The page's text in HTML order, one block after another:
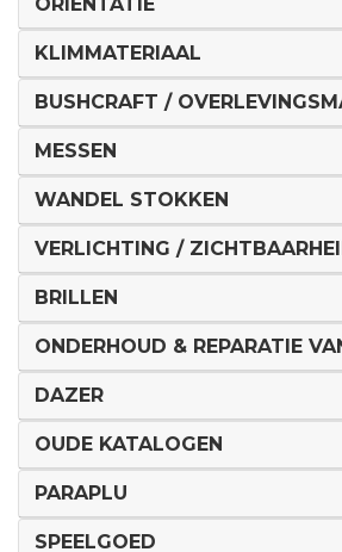
ORIËNTATIE
KLIMMATERIAAL
BUSHCRAFT /
MESSEN
WANDEL STOKKEN
VERLICHTING /
BRILLEN
ONDERHOUD & REPARATIE
DAZER
OUDE KATALOGEN
PARAPLU
SPEELGOED